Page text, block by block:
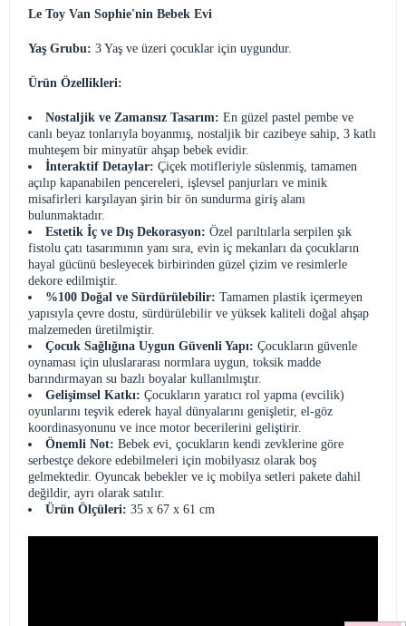
Le Toy Van Sophie'nin Bebek Evi
Yaş Grubu: 3 Yaş ve üzeri çocuklar için uygundur.
Ürün Özellikleri:
Nostaljik ve Zamansız Tasarım: En güzel pastel pembe ve
canlı beyaz tonlarıyla boyanmış, nostaljik bir cazibeye sahip, 3 katlı
muhteşem bir minyatür ahşap bebek evidir.
İnteraktif Detaylar: Çiçek motifleriyle süslenmiş, tamamen
açılıp kapanabilen pencereleri, işlevsel panjurları ve minik
misafirleri karşılayan şirin bir ön sundurma giriş alanı
bulunmaktadır.
Estetik İç ve Dış Dekorasyon: Özel parıltılarla serpilen şık
fistolu çatı tasarımının yanı sıra, evin iç mekanları da çocukların
hayal gücünü besleyecek birbirinden güzel çizim ve resimlerle
dekore edilmiştir.
%100 Doğal ve Sürdürülebilir: Tamamen plastik içermeyen
yapısıyla çevre dostu, sürdürülebilir ve yüksek kaliteli doğal ahşap
malzemeden üretilmiştir.
Çocuk Sağlığına Uygun Güvenli Yapı: Çocukların güvenle
oynaması için uluslararası normlara uygun, toksik madde
barındırmayan su bazlı boyalar kullanılmıştır.
Gelişimsel Katkı: Çocukların yaratıcı rol yapma (evcilik)
oyunlarını teşvik ederek hayal dünyalarını genişletir, el-göz
koordinasyonunu ve ince motor becerilerini geliştirir.
Önemli Not: Bebek evi, çocukların kendi zevklerine göre
serbestçe dekore edebilmeleri için mobilyasız olarak boş
gelmektedir. Oyuncak bebekler ve iç mobilya setleri pakete dahil
değildir, ayrı olarak satılır.
Ürün Ölçüleri: 35 x 67 x 61 cm